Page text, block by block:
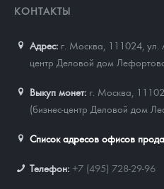
КОНТАКТЫ
Адрес: г. Москва, 111024 ул.
центр Деловой дом
Выкуп монет: г. Москва,
(бизнес-центр Деловой дом
Список адресов офисов
Телефон: +7 (495) 728-29-96